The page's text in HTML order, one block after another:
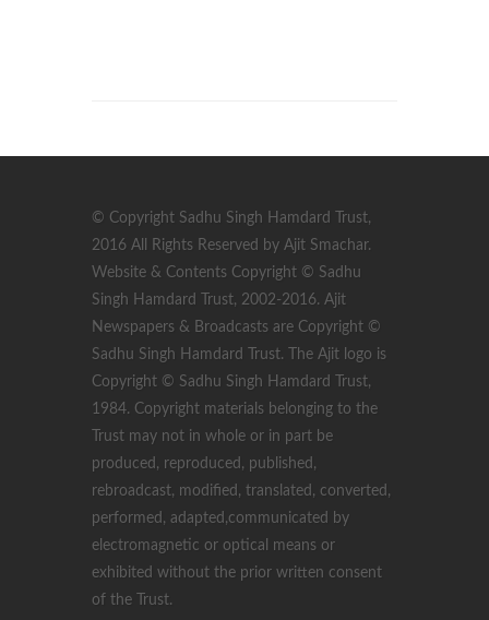
© Copyright Sadhu Singh Hamdard Trust,
2016 All Rights Reserved by Ajit Smachar.
Website & Contents Copyright © Sadhu
Singh Hamdard Trust, 2002-2016. Ajit
Newspapers & Broadcasts are Copyright ©
Sadhu Singh Hamdard Trust. The Ajit logo is
Copyright © Sadhu Singh Hamdard Trust,
1984. Copyright materials belonging to the
Trust may not in whole or in part be
produced, reproduced, published,
rebroadcast, modified, translated, converted,
performed, adapted,communicated by
electromagnetic or optical means or
exhibited without the prior written consent
of the Trust.